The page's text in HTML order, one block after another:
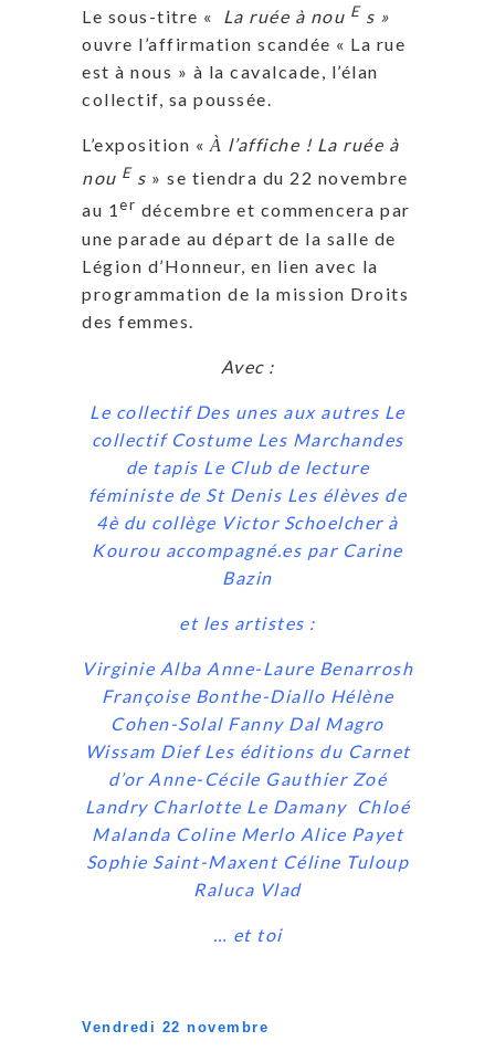
Le sous-titre « La ruée à nou E s »
ouvre l’affirmation scandée « La rue
est à nous » à la cavalcade, l’élan
collectif, sa poussée.
L’exposition « À l’affiche ! La ruée à
nou E s » se tiendra du 22 novembre
au 1er décembre et commencera par
une parade au départ de la salle de
Légion d’Honneur, en lien avec la
programmation de la mission Droits
des femmes.
Avec :
Le collectif Des unes aux autres Le
collectif Costume Les Marchandes
de tapis Le Club de lecture
féministe de St Denis Les élèves de
4è du collège Victor Schoelcher à
Kourou accompagné.es par Carine
Bazin
et les artistes :
Virginie Alba Anne-Laure Benarrosh
Françoise Bonthe-Diallo Hélène
Cohen-Solal Fanny Dal Magro
Wissam Dief Les éditions du Carnet
d’or Anne-Cécile Gauthier Zoé
Landry Charlotte Le Damany Chloé
Malanda Coline Merlo Alice Payet
Sophie Saint-Maxent Céline Tuloup
Raluca Vlad
… et toi
Vendredi 22 novembre